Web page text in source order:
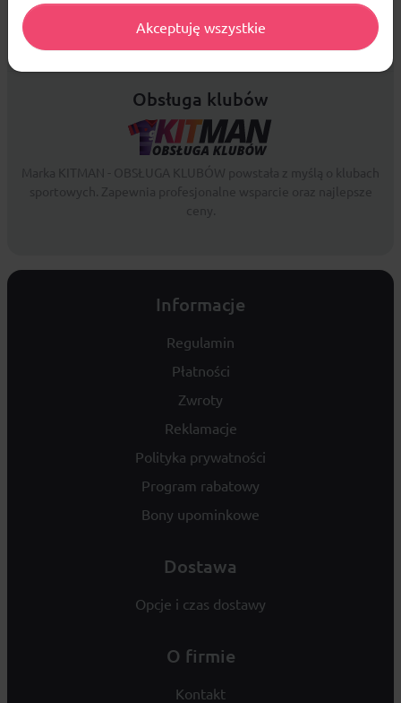
Platforma B2B zapewnia profesjonalną obsługę biznesową i
najlepsze ceny dla odbiorców hurtowych.
Obsługa klubów
Informacje
Regulamin
Płatności
Zwroty
Reklamacje
Polityka prywatności
Program rabatowy
Bony upominkowe
Dostawa
Opcje i czas dostawy
O firmie
Kontakt
Akceptuję wszystkie